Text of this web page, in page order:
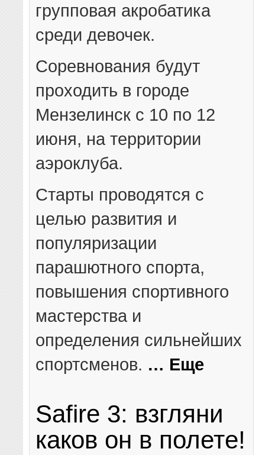
групповая акробатика
среди девочек.
Соревнования будут
проходить в городе
Мензелинск с 10 по 12
июня, на территории
аэроклуба.
Старты проводятся с
целью развития и
популяризации
парашютного спорта,
повышения спортивного
мастерства и
определения сильнейших
спортсменов. … Еще
Safire 3: взгляни
каков он в полете!